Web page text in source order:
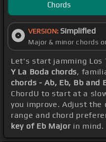
Chords
VERSION: Simplified
Major & minor chords
Let's start jamming Los
Y La Boda chords,
chords - Ab, Eb, Bb and
ChordU to start at a
you improve. Adjust the
range and chord
key of Eb Major in mind.